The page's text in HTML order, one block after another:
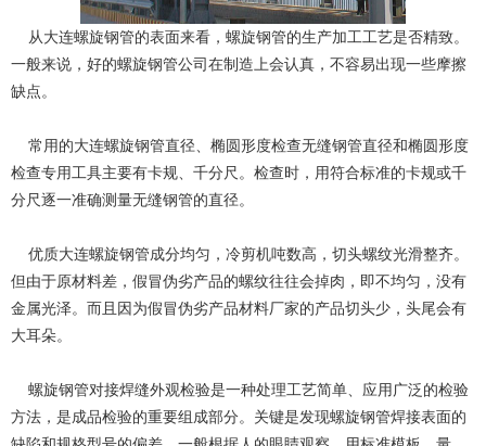
从大连螺旋钢管的表面来看，螺旋钢管的生产加工工艺是否精致。
一般来说，好的螺旋钢管公司在制造上会认真，不容易出现一些摩擦
缺点。
常用的大连螺旋钢管直径、椭圆形度检查无缝钢管直径和椭圆形度
检查专用工具主要有卡规、千分尺。检查时，用符合标准的卡规或千
分尺逐一准确测量无缝钢管的直径。
优质大连螺旋钢管成分均匀，冷剪机吨数高，切头螺纹光滑整齐。
但由于原材料差，假冒伪劣产品的螺纹往往会掉肉，即不均匀，没有
金属光泽。而且因为假冒伪劣产品材料厂家的产品切头少，头尾会有
大耳朵。
螺旋钢管对接焊缝外观检验是一种处理工艺简单、应用广泛的检验
方法，是成品检验的重要组成部分。关键是发现螺旋钢管焊接表面的